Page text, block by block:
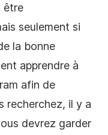
être
seulement si
la bonne
apprendre à
afin de
recherchez, il y a
devrez garder